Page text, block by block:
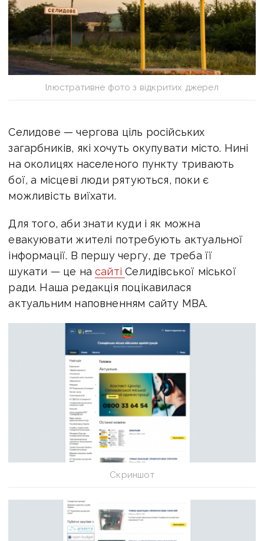
Ілюстративне фото з відкритих джерел
Селидове — чергова ціль російських
загарбників, які хочуть окупувати місто. Нині
на околицях населеного пункту тривають
бої, а місцеві люди рятуються, поки є
можливість виїхати.
Для того, аби знати куди і як можна
евакуювати жителі потребують актуальної
інформації. В першу чергу, де треба її
шукати — це насайтіСелидівської міської
ради. Наша редакція поцікавилася
актуальним наповненням сайту МВА.
Скриншот